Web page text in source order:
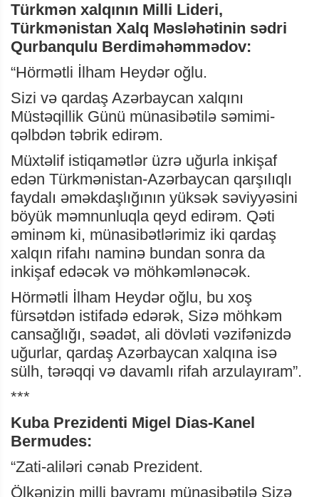
Türkmən xalqının Milli Lideri,
Türkmənistan Xalq Məsləhətinin sədri
Qurbanqulu Berdiməhəmmədov:
“Hörmətli İlham Heydər oğlu.
Sizi və qardaş Azərbaycan xalqını
Müstəqillik Günü münasibətilə səmimi-
qəlbdən təbrik edirəm.
Müxtəlif istiqamətlər üzrə uğurla inkişaf
edən Türkmənistan-Azərbaycan qarşılıqlı
faydalı əməkdaşlığının yüksək səviyyəsini
böyük məmnunluqla qeyd edirəm. Qəti
əminəm ki, münasibətlərimiz iki qardaş
xalqın rifahı naminə bundan sonra da
inkişaf edəcək və möhkəmlənəcək.
Hörmətli İlham Heydər oğlu, bu xoş
fürsətdən istifadə edərək, Sizə möhkəm
cansağlığı, səadət, ali dövləti vəzifənizdə
uğurlar, qardaş Azərbaycan xalqına isə
sülh, tərəqqi və davamlı rifah arzulayıram”.
***
Kuba Prezidenti Migel Dias-Kanel
Bermudes:
“Zati-aliləri cənab Prezident.
Ölkənizin milli bayramı münasibətilə Sizə